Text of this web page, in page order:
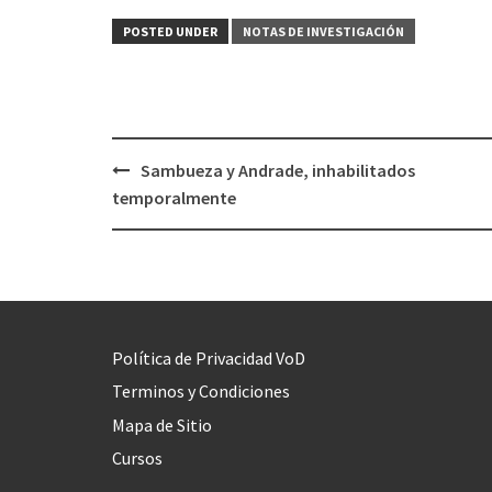
POSTED UNDER NOTAS DE INVESTIGACIÓN
Post
navigation
Sambueza y Andrade, inhabilitados
temporalmente
Política de Privacidad VoD
Terminos y Condiciones
Mapa de Sitio
Cursos